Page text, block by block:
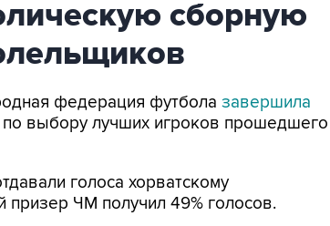
сборную
федерация футбола завершила
выбору лучших игроков прошедшего
голоса хорватскому
ЧМ получил 49% голосов.